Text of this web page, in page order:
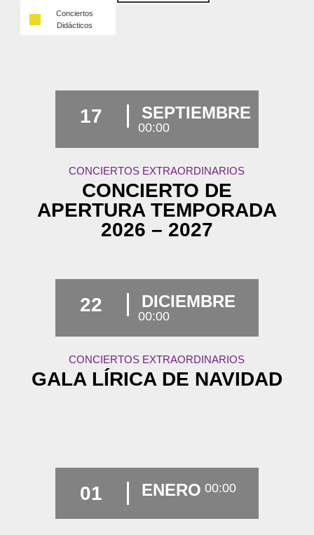
Conciertos
Didácticos
17 SEPTIEMBRE
00:00
CONCIERTOS EXTRAORDINARIOS
CONCIERTO DE
APERTURA TEMPORADA
2026 – 2027
22 DICIEMBRE
00:00
CONCIERTOS EXTRAORDINARIOS
GALA LÍRICA DE NAVIDAD
01 ENERO 00:00